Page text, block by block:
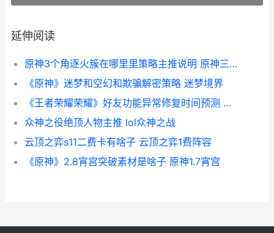
延伸阅读
原神3个角逐火簇在哪里里策略主推说明 原神三个火
《原神》迷梦和空幻和欺骗解密策略 迷梦境界
《王者荣耀荣耀》好友功能异常修复时间预测 王者荣耀荣耀之章命运篇免费观看完整版
众神之役绝顶人物主推 lol众神之战
云顶之弈s11二费卡有啥子 云顶之弈1费阵容
《原神》2.8宵宫突破素材是啥子 原神1.7宵宫